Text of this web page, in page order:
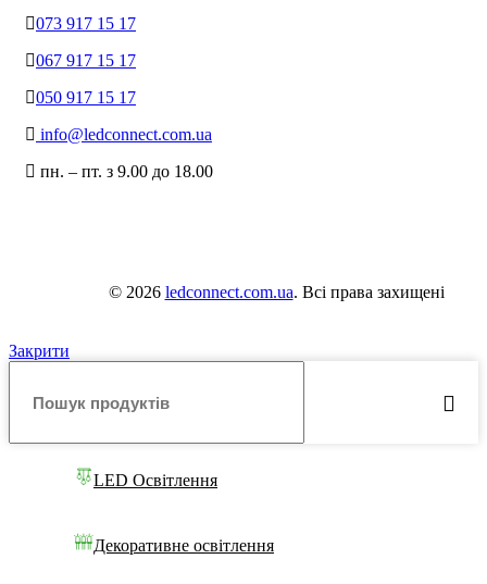
073 917 15 17
067 917 15 17
050 917 15 17
info@ledconnect.com.ua
пн. – пт. з 9.00 до 18.00
© 2026 ledconnect.com.ua. Всі права захищені
Закрити
LED Освітлення
Декоративне освітлення